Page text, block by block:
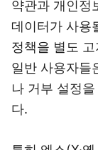
약관과 개인정
데이터가 사용
정책을 별도
일반 사용자들
나 거부 설정
다.